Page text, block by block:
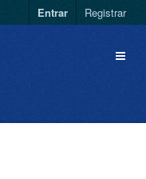
Entrar Registrar